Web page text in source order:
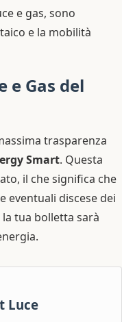
e gas, sono
e la mobilità
e Gas del
trasparenza
Smart. Questa
il che significa che
eventuali discese dei
la tua bolletta sarà
Luce